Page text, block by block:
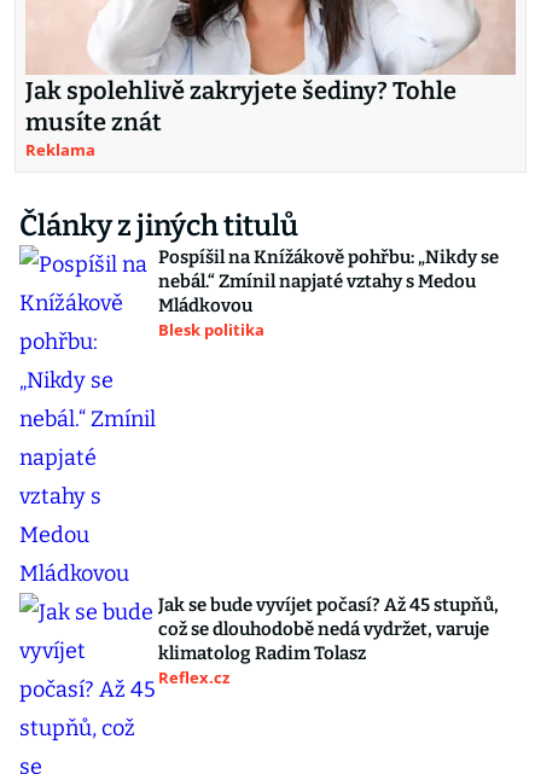
Jak spolehlivě zakryjete šediny? Tohle
musíte znát
Reklama
Články z jiných titulů
Pospíšil na Knížákově pohřbu: „Nikdy se
nebál.“ Zmínil napjaté vztahy s Medou
Mládkovou
Blesk politika
Jak se bude vyvíjet počasí? Až 45 stupňů,
což se dlouhodobě nedá vydržet, varuje
klimatolog Radim Tolasz
Reflex.cz